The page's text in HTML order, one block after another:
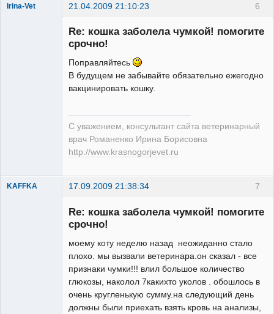
6
Irina-Vet 21.04.2009 21:10:23
Re: кошка заболела чумкой! помогите
срочно!
Поправляйтесь
В будущем не забывайте обязательно ежегодно
вакцинировать кошку.
С уважением, консультант сайта ветеринарный
врач Романенко Ирина Борисовна
http://www.krasnogorjevet.ru
7
KAFFKA 17.09.2009 21:38:34
Зарегистрированный
Re: кошка заболела чумкой! помогите
срочно!
моему коту неделю назад неожиданно стало
плохо. мы вызвали ветеринара.он сказал - все
признаки чумки!!! влил большое количество
глюкозы, наколол 7какихто уколов . обошлось в
очень кругленькую cумму.на следующий день
должны были приехать взять кровь на анализы,